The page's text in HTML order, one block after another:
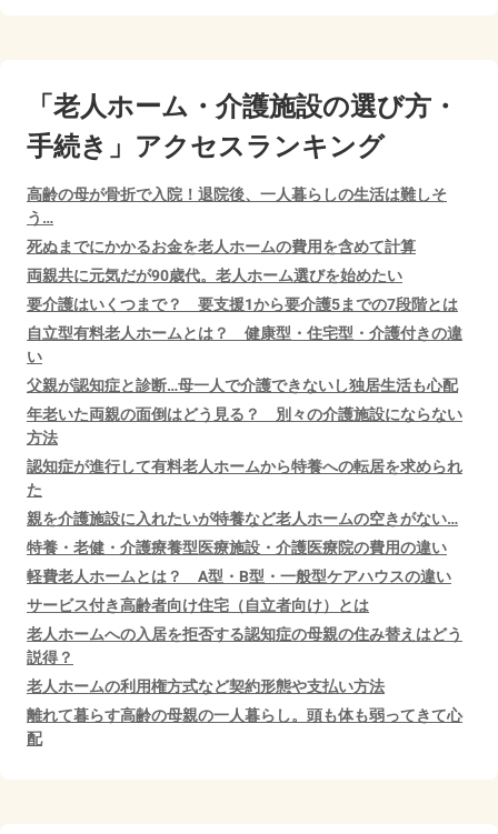
「老人ホーム・介護施設の選び方・
手続き」アクセスランキング
高齢の母が骨折で入院！退院後、一人暮らしの生活は難しそ
う…
死ぬまでにかかるお金を老人ホームの費用を含めて計算
両親共に元気だが90歳代。老人ホーム選びを始めたい
要介護はいくつまで？ 要支援1から要介護5までの7段階とは
自立型有料老人ホームとは？ 健康型・住宅型・介護付きの違
い
父親が認知症と診断…母一人で介護できないし独居生活も心配
年老いた両親の面倒はどう見る？ 別々の介護施設にならない
方法
認知症が進行して有料老人ホームから特養への転居を求められ
た
親を介護施設に入れたいが特養など老人ホームの空きがない…
特養・老健・介護療養型医療施設・介護医療院の費用の違い
軽費老人ホームとは？ A型・B型・一般型ケアハウスの違い
サービス付き高齢者向け住宅（自立者向け）とは
老人ホームへの入居を拒否する認知症の母親の住み替えはどう
説得？
老人ホームの利用権方式など契約形態や支払い方法
離れて暮らす高齢の母親の一人暮らし。頭も体も弱ってきて心
配